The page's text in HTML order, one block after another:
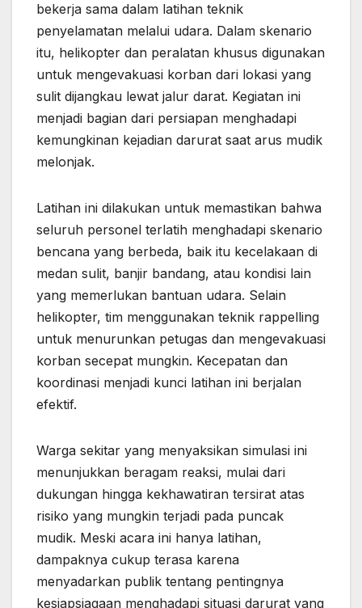
bekerja sama dalam latihan teknik
penyelamatan melalui udara. Dalam skenario
itu, helikopter dan peralatan khusus digunakan
untuk mengevakuasi korban dari lokasi yang
sulit dijangkau lewat jalur darat. Kegiatan ini
menjadi bagian dari persiapan menghadapi
kemungkinan kejadian darurat saat arus mudik
melonjak.
Latihan ini dilakukan untuk memastikan bahwa
seluruh personel terlatih menghadapi skenario
bencana yang berbeda, baik itu kecelakaan di
medan sulit, banjir bandang, atau kondisi lain
yang memerlukan bantuan udara. Selain
helikopter, tim menggunakan teknik rappelling
untuk menurunkan petugas dan mengevakuasi
korban secepat mungkin. Kecepatan dan
koordinasi menjadi kunci latihan ini berjalan
efektif.
Warga sekitar yang menyaksikan simulasi ini
menunjukkan beragam reaksi, mulai dari
dukungan hingga kekhawatiran tersirat atas
risiko yang mungkin terjadi pada puncak
mudik. Meski acara ini hanya latihan,
dampaknya cukup terasa karena
menyadarkan publik tentang pentingnya
kesiapsiagaan menghadapi situasi darurat yang